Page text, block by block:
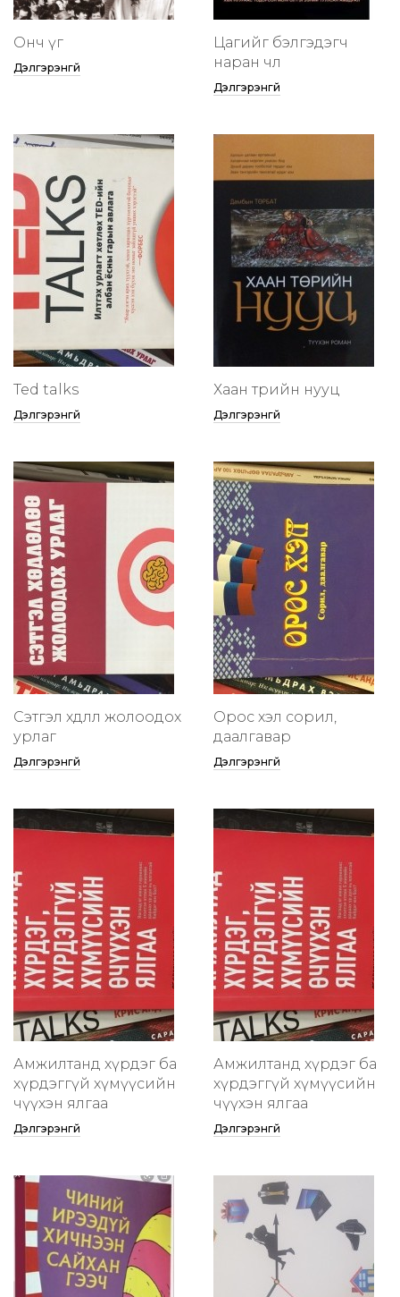
Онч үг
Дэлгэрэнгүй
Цагийг бэлгэдэгч
наран чөлөө
Дэлгэрэнгүй
Ted talks
Дэлгэрэнгүй
Хаан төрийн нууц
Дэлгэрэнгүй
Сэтгэл хөдлөлөө жолоодох
урлаг
Дэлгэрэнгүй
Орос хэл сорил,
даалгавар
Дэлгэрэнгүй
Амжилтанд хүрдэг ба
хүрдэггүй хүмүүсийн
өчүүхэн ялгаа
Дэлгэрэнгүй
Амжилтанд хүрдэг ба
хүрдэггүй хүмүүсийн
өчүүхэн ялгаа
Дэлгэрэнгүй